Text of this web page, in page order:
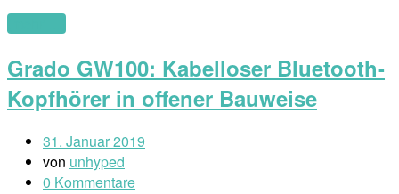
Grado GW100: Kabelloser Bluetooth-
Kopfhörer in offener Bauweise
31. Januar 2019
von unhyped
0 Kommentare